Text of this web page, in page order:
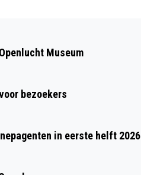
WARM EN WISSELVALLIG
Museum
bezoekers
in eerste helft 2026